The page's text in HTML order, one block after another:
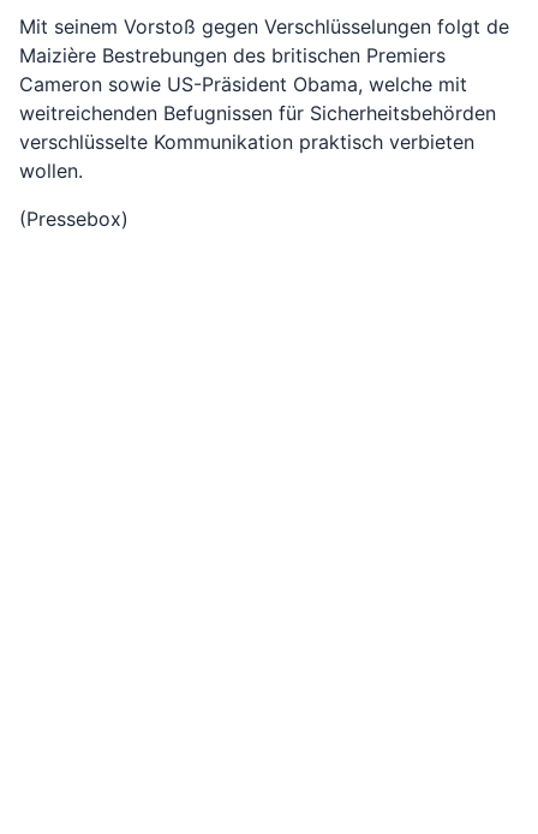
Mit seinem Vorstoß gegen Verschlüsselungen folgt de
Maizière Bestrebungen des britischen Premiers
Cameron sowie US-Präsident Obama, welche mit
weitreichenden Befugnissen für Sicherheitsbehörden
verschlüsselte Kommunikation praktisch verbieten
wollen.
(Pressebox)